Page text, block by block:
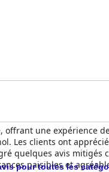
une expérience
Les clients ont
quelques avis
paisibles et
pour toutes les